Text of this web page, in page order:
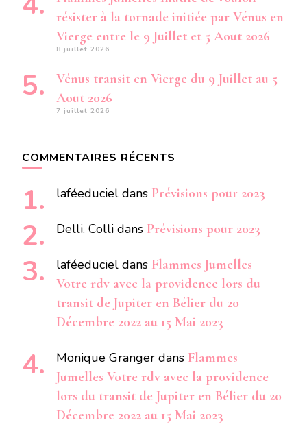
résister à la tornade initiée par Vénus en
Vierge entre le 9 Juillet et 5 Aout 2026
8 juillet 2026
Vénus transit en Vierge du 9 Juillet au 5
Aout 2026
7 juillet 2026
COMMENTAIRES RÉCENTS
laféeduciel dans Prévisions pour 2023
Delli. Colli dans Prévisions pour 2023
laféeduciel dans Flammes Jumelles
Votre rdv avec la providence lors du
transit de Jupiter en Bélier du 20
Décembre 2022 au 15 Mai 2023
Monique Granger dans Flammes
Jumelles Votre rdv avec la providence
lors du transit de Jupiter en Bélier du 20
Décembre 2022 au 15 Mai 2023